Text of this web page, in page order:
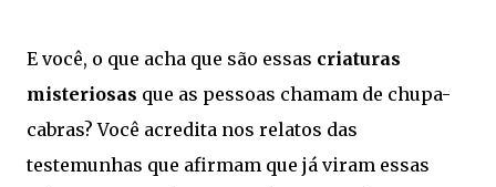
E você, o que acha que são essas criaturas
misteriosas que as pessoas chamam de chupa-
cabras? Você acredita nos relatos das
testemunhas que afirmam que já viram essas